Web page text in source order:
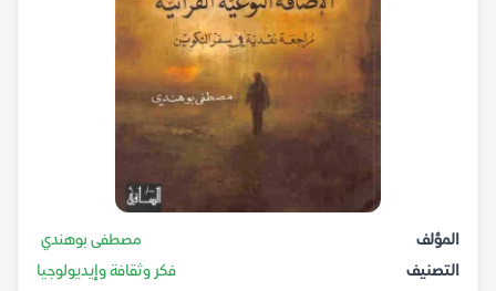
المؤلف
مصطفى بوهندي
التصنيف
فكر وثقافة وإيديولوجيا